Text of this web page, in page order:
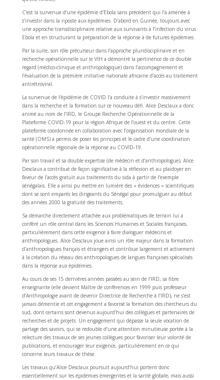
C’est la survenue d’une épidémie d’Ebola sans précédent qui l’a amenée à
s’investir dans la riposte aux épidémies. D’abord en Guinée, toujours avec
une approche transdisciplinaire relative aux survivants à l’infection du virus
Ebola et en structurant la préparation de la réponse à de futures épidémies.
Par la suite, son rôle précurseur dans l’approche pluridisciplinaire et en
recherche opérationnelle sur le VIH a démontré la pertinence de ce double
regard (médico-clinique et anthropologique) dans l’accompagnement et
l’évaluation de la première initiative nationale africaine d’accès au traitement
antirétroviral.
La survenue de l’épidémie de COVID l’a conduite à s’investir massivement
dans la recherche et la formation sur ce nouveau défi. Alice Desclaux a donc
animé au nom de l’IRD, le Groupe Recherche Opérationnelle de la
Plateforme COVID-19 pour la région Afrique de l’ouest et du centre. Cette
plateforme coordonnée en collaboration avec l’organisation mondiale de la
santé (OMS) a permis de poser les principes et le cadre d’une coordination
opérationnelle régionale de la réponse au COVID-19.
Par son travail et sa double expertise (de médecin et d’anthropologue), Alice
Desclaux a contribué de façon significative à la réflexion et au plaidoyer en
faveur de l’accès gratuit aux traitements du sida à partir de l’exemple
sénégalais. Elle a ainsi pu mettre en lumière des « évidences » scientifiques
dont se sont emparés les dirigeants du Sénégal pour promulguer au début
des années 2000 la gratuité des traitements.
Sa démarche directement attachée aux problématiques de terrain lui a
conféré un rôle central dans les Sciences Humaines et Sociales françaises,
particulièrement dans cette exigence à faire dialoguer médecins et
anthropologues. Alice Desclaux joue ainsi un rôle majeur dans la formation
d’anthropologues français et étrangers et contribue largement et activement
à la création du réseau des anthropologues de langues françaises spécialisés
dans la réponse aux épidémies.
Au cours de ses 15 dernières années passées au sein de l’IRD, sa fibre
enseignante (elle devient Maître de conférences en 1999 puis professeur
d’Anthropologie avant de devenir Directrice de Recherche à l’IRD), ne s’est
jamais démentie et cet engagement a favorisé la formation des chercheurs du
sud, dont certains sont devenus aujourd’hui des collègues et partenaires de
recherches et de projets. Un engagement qui dépasse la seule vocation de
partage des savoirs, qui se redouble d’une attention minutieuse portée à la
relecture des travaux de ses jeunes collègues pour favoriser leur volonté de
publications, et encourager leur exigence, particulièrement en ce qui
concerne leurs travaux de thèse.
Les travaux qu’Alice Desclaux poursuit aujourd’hui portent donc
essentiellement sur les épidémies émergentes et la santé globale, mais aussi